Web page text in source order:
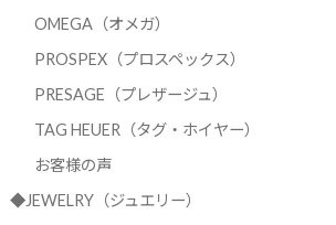
OMEGA（オメガ）
PROSPEX（プロスペックス）
PRESAGE（プレザージュ）
TAG HEUER（タグ・ホイヤー）
お客様の声
◆JEWELRY（ジュエリー）